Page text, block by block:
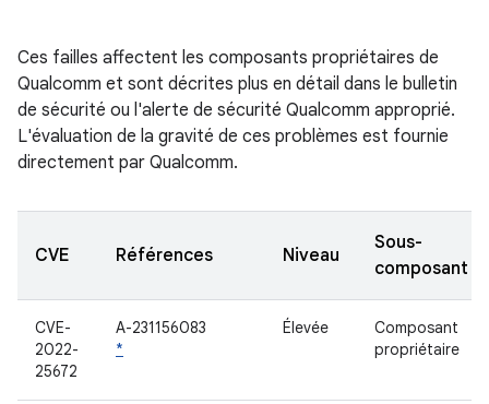
Ces failles affectent les composants propriétaires de
Qualcomm et sont décrites plus en détail dans le bulletin
de sécurité ou l'alerte de sécurité Qualcomm approprié.
L'évaluation de la gravité de ces problèmes est fournie
directement par Qualcomm.
CVE Références Niveau
Sous-
composant
CVE-
2022-
25672
A-231156083
*
Élevée
Composant
propriétaire